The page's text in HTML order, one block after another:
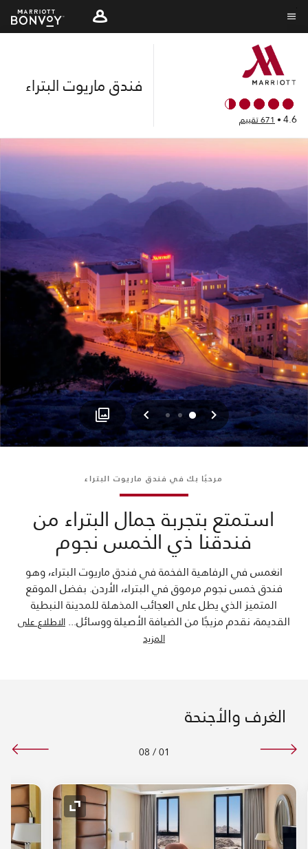
Skip
to
main
content
نص القائمة
4.6
•671 تقييم
فندق ماريوت البتراء
السابق
0
1
2 التالي
مرحبًا بك في فندق ماريوت البتراء
استمتع بتجربة جمال البتراء من
فندقنا ذي الخمس نجوم
انغمس في الرفاهية الفخمة في فندق ماريوت البتراء، وهو
فندق خمس نجوم مرموق في البتراء، الأردن. بفضل الموقع
المتميز الذي يطل على العجائب المذهلة للمدينة النبطية
القديمة، نقدم مزيجًا من الضيافة الأصيلة ووسائل...الاطلاع على
المزيد
الغرف والأجنحة
01
/
08
رمز التوسيع